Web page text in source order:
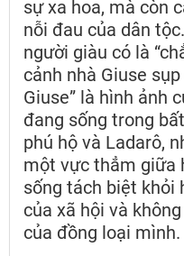
sự xa hoa, mà còn
nỗi đau của dân
người giàu có là
cảnh nhà Giuse
Giuse” là hình ảnh
đang sống trong
phú hộ và Ladarô,
một vực thẳm giữa
sống tách biệt khỏi
của xã hội và
của đồng loại mình.